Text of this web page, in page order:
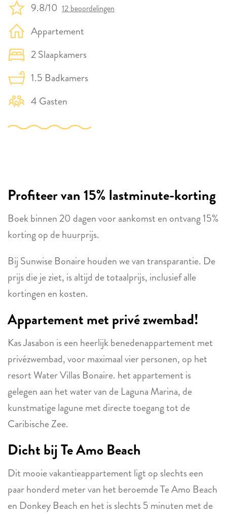
9.8/10 12 beoordelingen
Appartement
2 Slaapkamers
1.5 Badkamers
4 Gasten
Profiteer van 15% lastminute-korting
Boek binnen 20 dagen voor aankomst en ontvang 15%
korting op de huurprijs.
Bij Sunwise Bonaire houden we van transparantie. De
prijs die je ziet, is altijd de totaalprijs, inclusief alle
kortingen en kosten.
Appartement met privé zwembad!
Kas Jasabon is een heerlijk benedenappartement met
privézwembad, voor maximaal vier personen, op het
resort Water Villas Bonaire. het appartement is
gelegen aan het water van de Laguna Marina, de
kunstmatige lagune met directe toegang tot de
Caribische Zee.
Dicht bij Te Amo Beach
Dit mooie vakantieappartement ligt op slechts een
paar honderd meter van het beroemde Te Amo Beach
en Donkey Beach en het is slechts 5 minuten met de